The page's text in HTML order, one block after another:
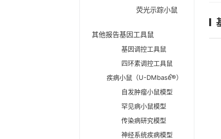
荧光示踪小鼠
其他报告基因工具鼠
基因调控工具鼠
四环素调控工具鼠
疾病小鼠（U-DMbase®）
自发肿瘤小鼠模型
罕见病小鼠模型
传染病研究模型
神经系统疾病模型